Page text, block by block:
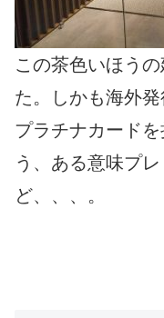
この茶色いほう
た。しかも海外発
プラチナカード
う、ある意味プ
ど、、、。